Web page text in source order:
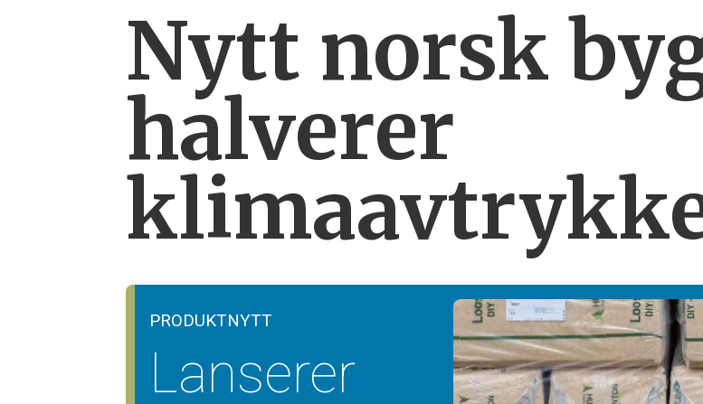
Nytt norsk
halverer
PRODUKTNYTT
Lanserer